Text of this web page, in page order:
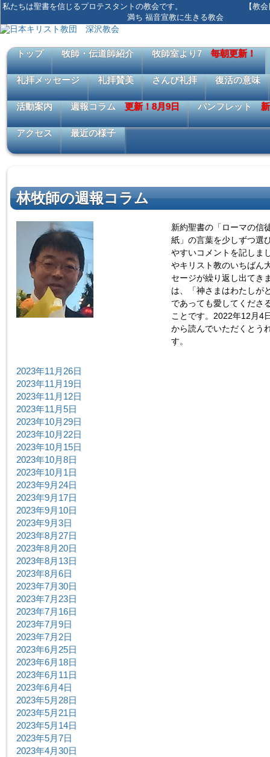
私たちは聖書を信じるプロテスタントの教会です。 【教会目
満ち 福音宣教に生きる教会
トップ 牧師・伝道師紹介 牧師室より7毎朝更新！
礼拝メッセージ 礼拝賛美 さんび礼拝 復活の意味
活動案内 週報コラム更新！8月9日 パンフレット
アクセス 最近の様子
林牧師の週報コラム
新約聖書の「ローマの信
紙」の言葉を少しずつ選
やすいコメントを記しま
やキリスト教のいちばん
セージが繰り返し出てき
は、「神さまはわたしが
であっても愛してくださ
ことです。2022年12月4
から読んでいただくとう
す。
2023年11月26日
2023年11月19日
2023年11月12日
2023年11月5日
2023年10月29日
2023年10月22日
2023年10月15日
2023年10月8日
2023年10月1日
2023年9月24日
2023年9月17日
2023年9月10日
2023年9月3日
2023年8月27日
2023年8月20日
2023年8月13日
2023年8月6日
2023年7月30日
2023年7月23日
2023年7月16日
2023年7月9日
2023年7月2日
2023年6月25日
2023年6月18日
2023年6月11日
2023年6月4日
2023年5月28日
2023年5月21日
2023年5月14日
2023年5月7日
2023年4月30日